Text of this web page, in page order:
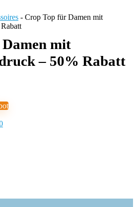
- Crop Top für Damen mit
mit
– 50% Rabatt